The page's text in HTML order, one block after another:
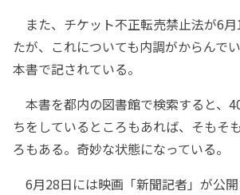
また、チケット不正転売禁止法が6
たが、これについても内調がからんで
本書で記されている。
本書を都内の図書館で検索すると、
ちをしているところもあれば、そもそ
ろもある。奇妙な状態になっている。
6月28日には映画「新聞記者」が公